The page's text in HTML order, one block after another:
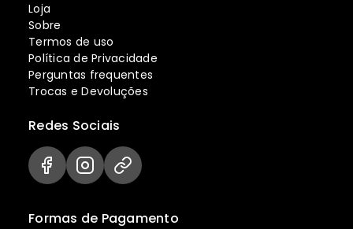
Loja
Sobre
Termos de uso
Política de Privacidade
Perguntas frequentes
Trocas e Devoluções
Formas de Pagamento
Redes Sociais